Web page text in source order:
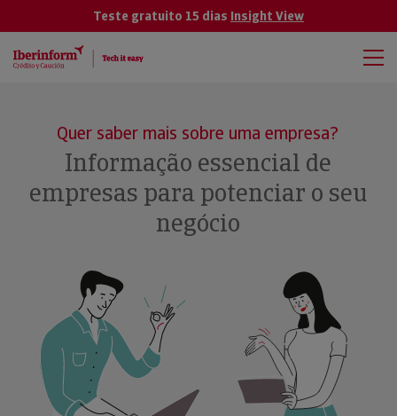
Teste gratuito 15 dias Insight View
Quer saber mais sobre uma empresa?
Informação essencial de
empresas para potenciar o seu
negócio